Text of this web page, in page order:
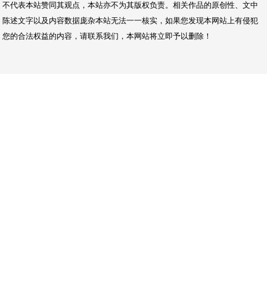
不代表本站赞同其观点，本站亦不为其版权负责。相关作品的原创性、文中
陈述文字以及内容数据庞杂本站无法一一核实，如果您发现本网站上有侵犯
您的合法权益的内容，请联系我们，本网站将立即予以删除！